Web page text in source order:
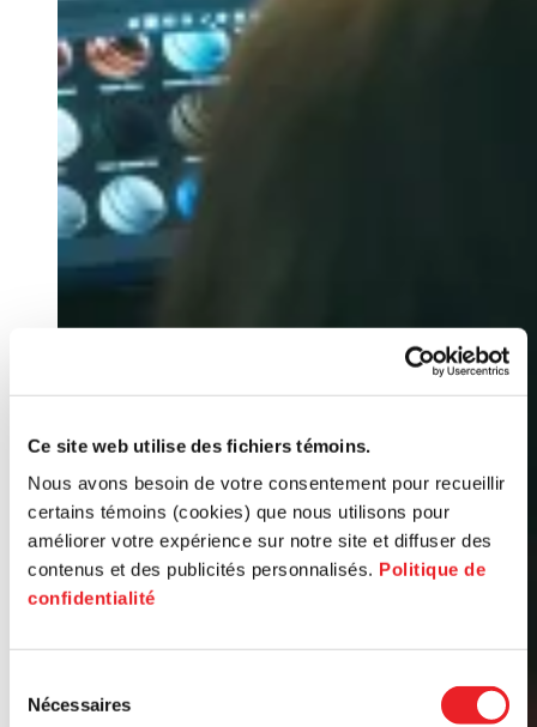
Ce site web utilise des fichiers témoins.
Nous avons besoin de votre consentement pour recueillir
certains témoins (cookies) que nous utilisons pour
améliorer votre expérience sur notre site et diffuser des
contenus et des publicités personnalisés. Politique de
confidentialité
Nécessaires